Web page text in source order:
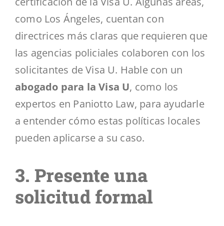
como Los Ángeles, cuentan con
directrices más claras que requieren que
las agencias policiales colaboren con los
solicitantes de Visa U. Hable con un
abogado para la Visa U, como los
expertos en Paniotto Law, para ayudarle
a entender cómo estas políticas locales
pueden aplicarse a su caso.
3. Presente una
solicitud formal